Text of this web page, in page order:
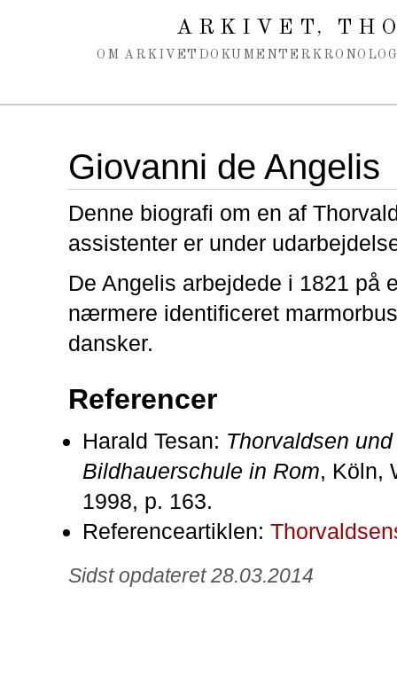
ARKIVET,
OM ARKIVET DOKUMENTER
Giovanni de Angelis
Denne biografi om en af
assistenter er under
De Angelis arbejdede i 1821 på
nærmere identificeret
dansker.
Referencer
Harald Tesan: Thorvaldsen
Bildhauerschule in Rom, Köln,
1998, p. 163.
Referenceartiklen:
Sidst opdateret 28.03.2014